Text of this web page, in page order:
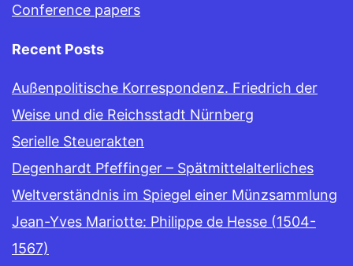
Conference papers
Recent Posts
Außenpolitische Korrespondenz. Friedrich der
Weise und die Reichsstadt Nürnberg
Serielle Steuerakten
Degenhardt Pfeffinger – Spätmittelalterliches
Weltverständnis im Spiegel einer Münzsammlung
Jean-Yves Mariotte: Philippe de Hesse (1504-
1567)